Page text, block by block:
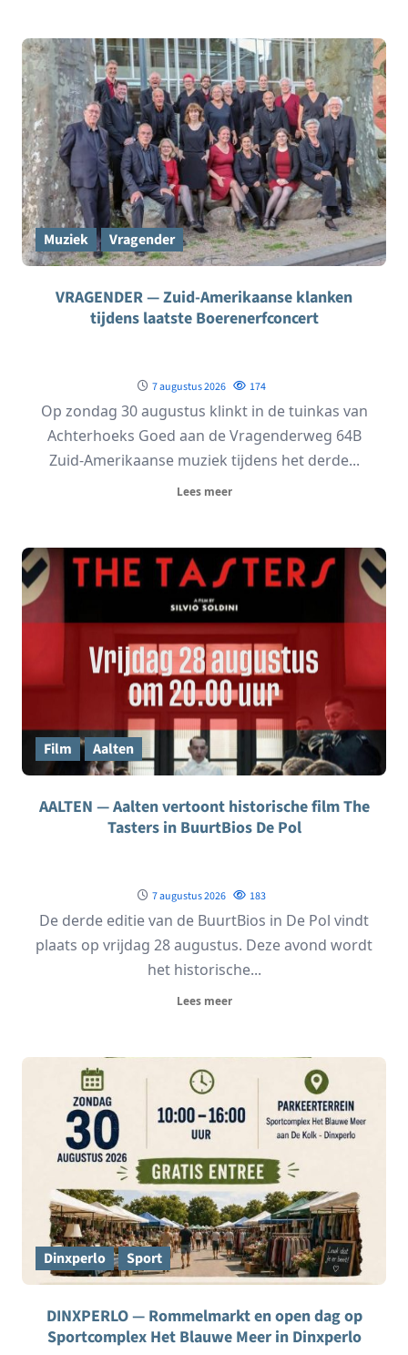
Muziek Vragender
VRAGENDER — Zuid-Amerikaanse klanken
tijdens laatste Boerenerfconcert
7 augustus 2026 174
Op zondag 30 augustus klinkt in de tuinkas van
Achterhoeks Goed aan de Vragenderweg 64B
Zuid-Amerikaanse muziek tijdens het derde...
Lees meer
Film Aalten
AALTEN — Aalten vertoont historische film The
Tasters in BuurtBios De Pol
7 augustus 2026 183
De derde editie van de BuurtBios in De Pol vindt
plaats op vrijdag 28 augustus. Deze avond wordt
het historische...
Lees meer
Dinxperlo Sport
DINXPERLO — Rommelmarkt en open dag op
Sportcomplex Het Blauwe Meer in Dinxperlo